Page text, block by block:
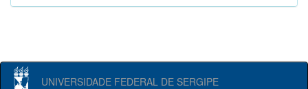
UNIVERSIDADE FEDERAL DE SERGIPE